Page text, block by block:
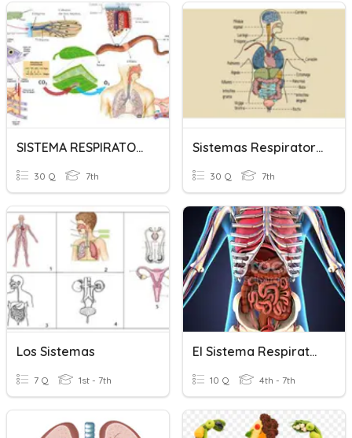
SISTEMA RESPIRATORIO Y CIRCULATORIO
30 Q 7th
Sistemas Respiratorio Y Circulatorio
30 Q 7th
Los Sistemas
7 Q 1st - 7th
El Sistema Respiratorio
10 Q 4th - 7th